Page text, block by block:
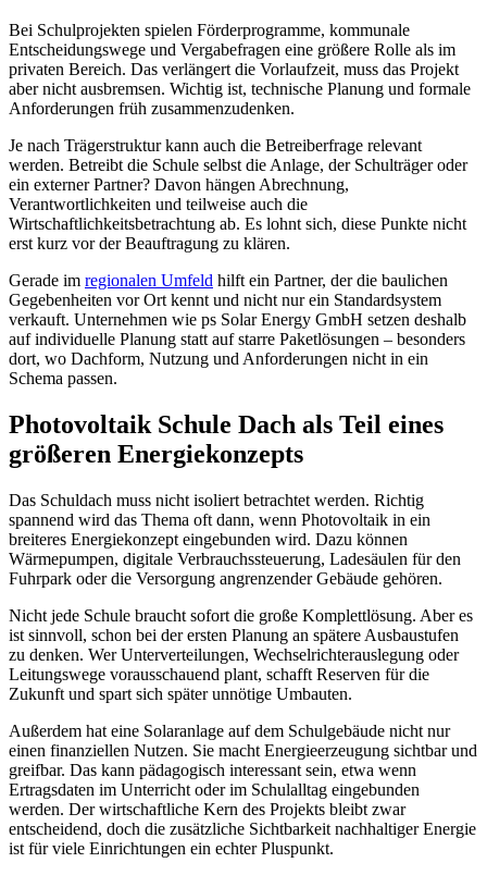
Bei Schulprojekten spielen Förderprogramme, kommunale
Entscheidungswege und Vergabefragen eine größere Rolle als im
privaten Bereich. Das verlängert die Vorlaufzeit, muss das Projekt
aber nicht ausbremsen. Wichtig ist, technische Planung und formale
Anforderungen früh zusammenzudenken.
Je nach Trägerstruktur kann auch die Betreiberfrage relevant
werden. Betreibt die Schule selbst die Anlage, der Schulträger oder
ein externer Partner? Davon hängen Abrechnung,
Verantwortlichkeiten und teilweise auch die
Wirtschaftlichkeitsbetrachtung ab. Es lohnt sich, diese Punkte nicht
erst kurz vor der Beauftragung zu klären.
Gerade im regionalen Umfeld hilft ein Partner, der die baulichen
Gegebenheiten vor Ort kennt und nicht nur ein Standardsystem
verkauft. Unternehmen wie ps Solar Energy GmbH setzen deshalb
auf individuelle Planung statt auf starre Paketlösungen – besonders
dort, wo Dachform, Nutzung und Anforderungen nicht in ein
Schema passen.
Photovoltaik Schule Dach als Teil eines
größeren Energiekonzepts
Das Schuldach muss nicht isoliert betrachtet werden. Richtig
spannend wird das Thema oft dann, wenn Photovoltaik in ein
breiteres Energiekonzept eingebunden wird. Dazu können
Wärmepumpen, digitale Verbrauchssteuerung, Ladesäulen für den
Fuhrpark oder die Versorgung angrenzender Gebäude gehören.
Nicht jede Schule braucht sofort die große Komplettlösung. Aber es
ist sinnvoll, schon bei der ersten Planung an spätere Ausbaustufen
zu denken. Wer Unterverteilungen, Wechselrichterauslegung oder
Leitungswege vorausschauend plant, schafft Reserven für die
Zukunft und spart sich später unnötige Umbauten.
Außerdem hat eine Solaranlage auf dem Schulgebäude nicht nur
einen finanziellen Nutzen. Sie macht Energieerzeugung sichtbar und
greifbar. Das kann pädagogisch interessant sein, etwa wenn
Ertragsdaten im Unterricht oder im Schulalltag eingebunden
werden. Der wirtschaftliche Kern des Projekts bleibt zwar
entscheidend, doch die zusätzliche Sichtbarkeit nachhaltiger Energie
ist für viele Einrichtungen ein echter Pluspunkt.